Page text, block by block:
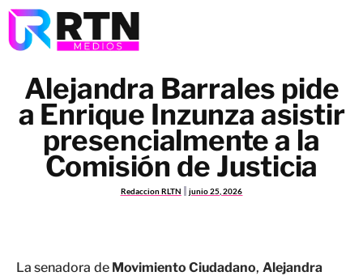
Alejandra Barrales pide
a Enrique Inzunza asistir
presencialmente a la
Comisión de Justicia
Redaccion RLTN junio 25, 2026
La senadora de Movimiento Ciudadano, Alejandra